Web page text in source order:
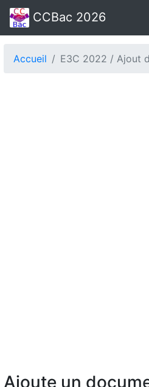
CCBac 2026
Accueil E3C 2022 / Ajout
Ajoute un